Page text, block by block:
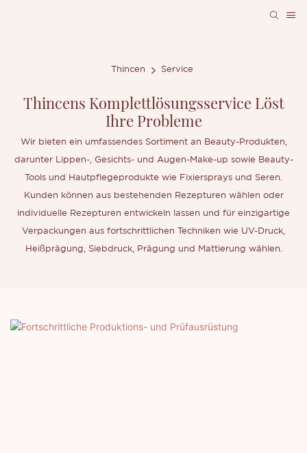
Thincen Service
Thincens Komplettlösungsservice Löst
Ihre Probleme
Wir bieten ein umfassendes Sortiment an Beauty-Produkten,
darunter Lippen-, Gesichts- und Augen-Make-up sowie Beauty-
Tools und Hautpflegeprodukte wie Fixiersprays und Seren.
Kunden können aus bestehenden Rezepturen wählen oder
individuelle Rezepturen entwickeln lassen und für einzigartige
Verpackungen aus fortschrittlichen Techniken wie UV-Druck,
Heißprägung, Siebdruck, Prägung und Mattierung wählen.